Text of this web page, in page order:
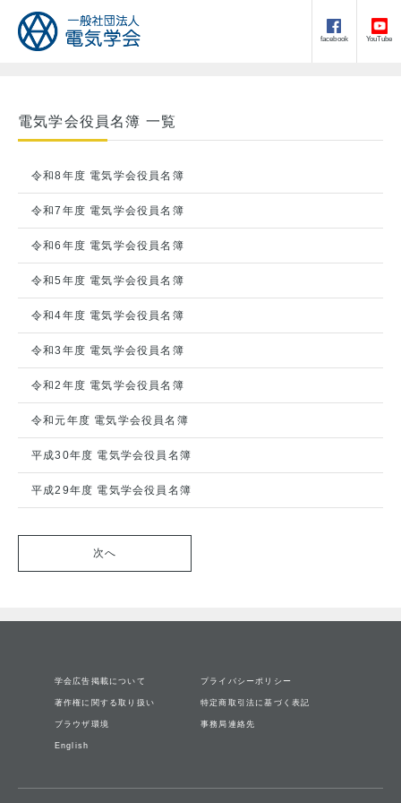
facebook YouTube
電気学会役員名簿 一覧
令和8年度 電気学会役員名簿
令和7年度 電気学会役員名簿
令和6年度 電気学会役員名簿
令和5年度 電気学会役員名簿
令和4年度 電気学会役員名簿
令和3年度 電気学会役員名簿
令和2年度 電気学会役員名簿
令和元年度 電気学会役員名簿
平成30年度 電気学会役員名簿
平成29年度 電気学会役員名簿
次へ
学会広告掲載について プライバシーポリシー
著作権に関する取り扱い 特定商取引法に基づく表記
ブラウザ環境 事務局連絡先
English